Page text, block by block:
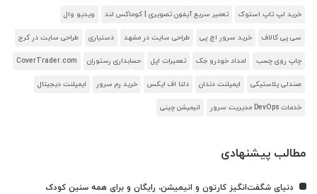
خرید لپ تاپ استوک تعمیر سریع آیفون تصویری | کوماکس لند ویدیو وال
سی پی کالاف خرید سرور اچ پی طراحی سایت در مشهد دستیاری طراحی سایت در کرج
چاپ روی چسب امداد خودرو جک تعمیرات اپل حسابداری رستوران CoverTrader.com
صندلی پلاستیکی ایمپلنت دندان دلتا اف ایکس خرید رم سرور ایمپلنت دیجیتال
خدمات DevOps مدیریت سرور انیمیشن چینی
مطالب پیشنهادی
دنیای شگفت‌انگیز کارتون و انیمیشن، رایگان و برای همه سنین کودک